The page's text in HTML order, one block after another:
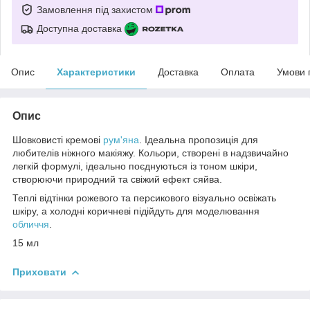
Замовлення під захистом
Доступна доставка
Опис Характеристики Доставка Оплата Умови
Опис
Шовковисті кремові рум'яна . Ідеальна пропозиція для
любителів ніжного макіяжу. Кольори, створені в надзвичайно
легкій формулі, ідеально поєднуються із тоном шкіри,
створюючи природний та свіжий ефект сяйва.
Теплі відтінки рожевого та персикового візуально освіжать
шкіру, а холодні коричневі підійдуть для моделювання
обличчя
15 мл
Приховати